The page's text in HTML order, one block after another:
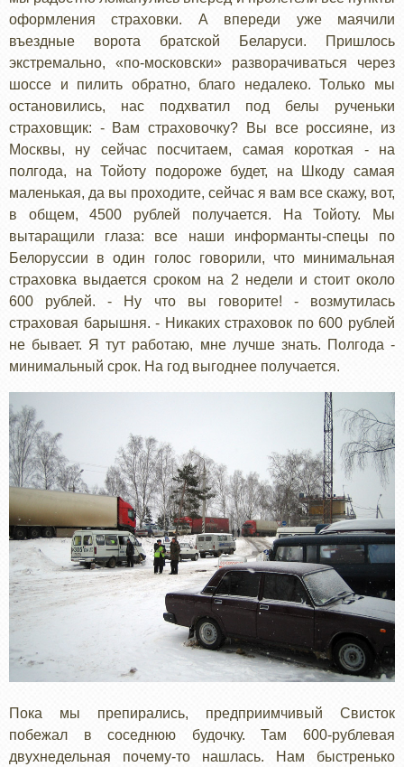
оформления страховки. А впереди уже маячили
въездные ворота братской Беларуси. Пришлось
экстремально, «по-московски» разворачиваться через
шоссе и пилить обратно, благо недалеко. Только мы
остановились, нас подхватил под белы рученьки
страховщик: - Вам страховочку? Вы все россияне, из
Москвы, ну сейчас посчитаем, самая короткая - на
полгода, на Тойоту подороже будет, на Шкоду самая
маленькая, да вы проходите, сейчас я вам все скажу, вот,
в общем, 4500 рублей получается. На Тойоту. Мы
вытаращили глаза: все наши информанты-спецы по
Белоруссии в один голос говорили, что минимальная
страховка выдается сроком на 2 недели и стоит около
600 рублей. - Ну что вы говорите! - возмутилась
страховая барышня. - Никаких страховок по 600 рублей
не бывает. Я тут работаю, мне лучше знать. Полгода -
минимальный срок. На год выгоднее получается.
Пока мы препирались, предприимчивый Свисток
побежал в соседнюю будочку. Там 600-рублевая
двухнедельная почему-то нашлась. Нам быстренько